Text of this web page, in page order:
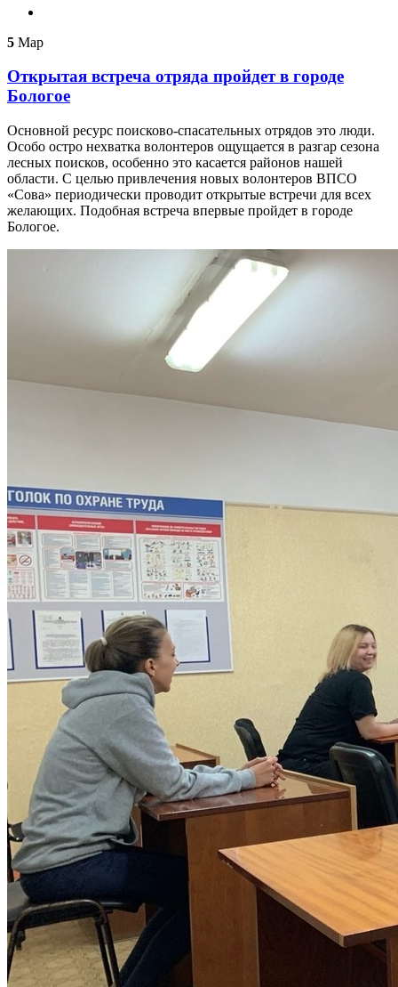
5 Мар
Открытая встреча отряда пройдет в городе
Бологое
Основной ресурс поисково-спасательных отрядов это люди.
Особо остро нехватка волонтеров ощущается в разгар сезона
лесных поисков, особенно это касается районов нашей
области. С целью привлечения новых волонтеров ВПСО
«Сова» периодически проводит открытые встречи для всех
желающих. Подобная встреча впервые пройдет в городе
Бологое.